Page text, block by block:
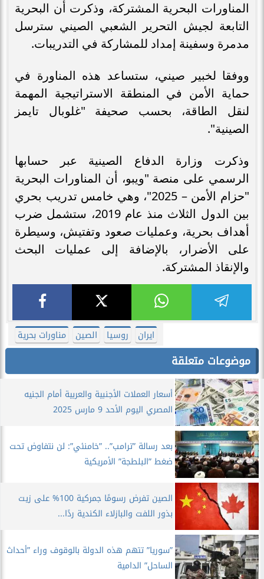
المناورات البحرية المشتركة، وذكرت أن البحرية
التابعة لجيش التحرير الشعبي الصيني سترسل
مدمرة وسفينة إمداد للمشاركة في التدريبات.
ووفقا لخبير صيني، ستساعد هذه المناورة في
حماية الأمن في المنطقة الاستراتيجية المهمة
لنقل الطاقة، بحسب صحيفة "غلوبال تايمز
الصينية".
وذكرت وزارة الدفاع الصينية عبر حسابها
الرسمي على منصة "ويبو، أن المناورات البحرية
"حزام الأمن – 2025"، وهي خامس تدريب بحري
بين الدول الثلاث منذ عام 2019، ستشمل ضرب
أهداف بحرية، وعمليات صعود وتفتيش، وسيطرة
على الأضرار، بالإضافة إلى عمليات البحث
والإنقاذ المشتركة.
ايران روسيا الصين مناورات بحرية
موضوعات متعلقة
أسعار العملات الأجنبية والعربية أمام الجنيه
المصري اليوم الأحد 9 مارس 2025
بعد رسالة ”ترامب”.. ”خامنئي”: لن نتفاوض تحت
ضغط ”البلطجة” الأمريكية
الصين تفرض رسومًا جمركية 100% على زيت
بذور اللفت والبازلاء الكندية ردًا...
”سوريا” تتهم هذه الدولة بالوقوف وراء ”أحداث
الساحل” الدامية